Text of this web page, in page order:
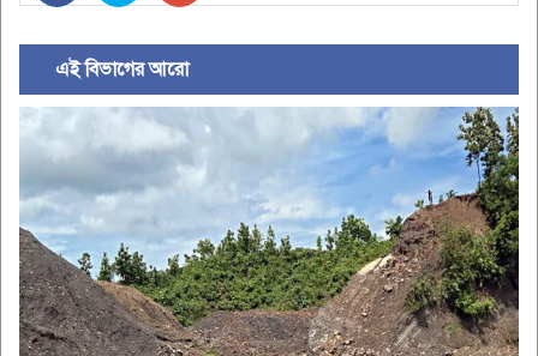
এই বিভাগের আরো